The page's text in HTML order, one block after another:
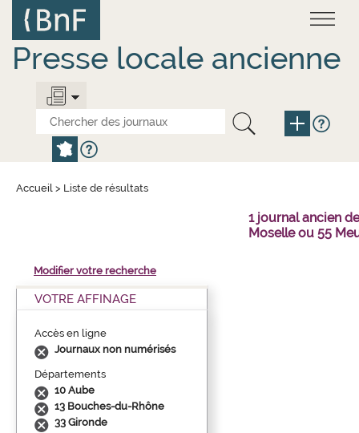
contenu
principal
Presse locale ancienne
Accueil > Liste de résultats
1 journal ancien
Moselle ou 55
Modifier votre recherche
VOTRE AFFINAGE
Accès en ligne
Journaux non numérisés
Départements
10 Aube
13 Bouches-du-Rhône
33 Gironde
Panneau de gestion des cookies